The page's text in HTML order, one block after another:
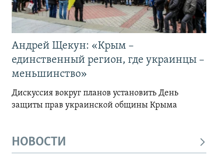
Андрей Щекун: «Крым –
единственный регион, где украинцы –
меньшинство»
Дискуссия вокруг планов установить День
защиты прав украинской общины Крыма
НОВОСТИ